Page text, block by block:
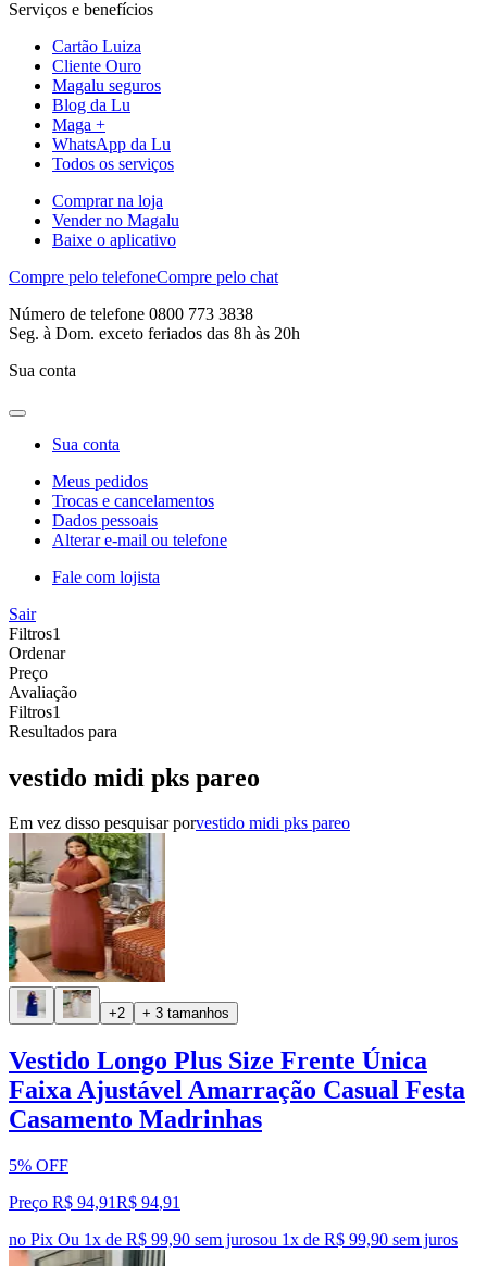
Serviços e benefícios
Cartão Luiza
Cliente Ouro
Magalu seguros
Blog da Lu
Maga +
WhatsApp da Lu
Todos os serviços
Comprar na loja
Vender no Magalu
Baixe o aplicativo
Compre pelo telefoneCompre pelo chat
Número de telefone 0800 773 3838
Seg. à Dom. exceto feriados das 8h às 20h
Sua conta
Sua conta
Meus pedidos
Trocas e cancelamentos
Dados pessoais
Alterar e-mail ou telefone
Fale com lojista
Sair
Filtros1
Ordenar
Preço
Avaliação
Filtros1
Resultados para
vestido midi pks pareo
Em vez disso pesquisar porvestido midi pks pareo
+2 + 3 tamanhos
Vestido Longo Plus Size Frente Única
Faixa Ajustável Amarração Casual Festa
Casamento Madrinhas
5% OFF
Preço R$ 94,91R$ 94,91
no Pix Ou 1x de R$ 99,90 sem jurosou 1x de R$ 99,90 sem juros